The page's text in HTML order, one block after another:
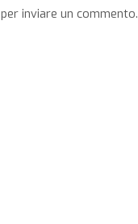
per inviare un commento.